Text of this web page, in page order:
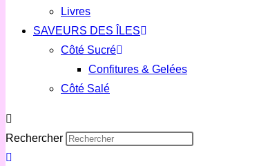
Livres
SAVEURS DES ÎLES
Côté Sucré
Confitures & Gelées
Côté Salé
Rechercher